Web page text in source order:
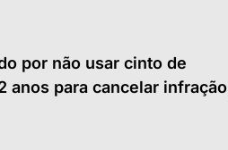
por não usar cinto de
anos para cancelar